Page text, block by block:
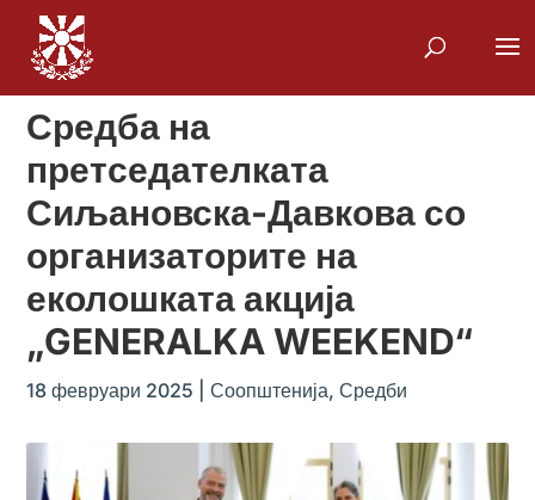
Средба на
претседателката
Сиљановска-Давкова со
организаторите на
еколошката акција
„GENERALKA WEEKEND“
18 февруари 2025 |Соопштенија,Средби